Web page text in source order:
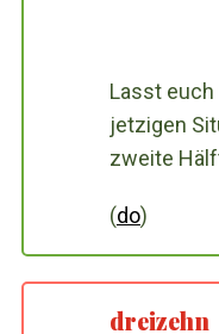
Lasst
jetzigen
zweite
(do)
dreizehn